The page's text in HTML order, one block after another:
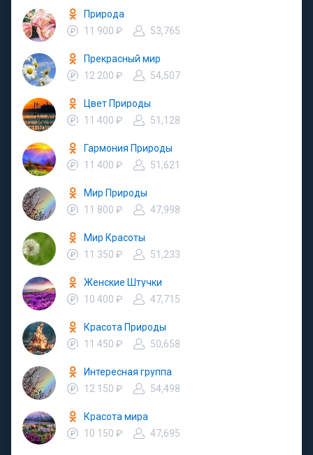
Природа
11 900 ₽
53,765
Прекрасный мир
12 200 ₽
54,507
Цвет Природы
11 400 ₽
51,128
Гармония Природы
11 400 ₽
51,621
Мир Природы
11 800 ₽
47,998
Мир Красоты
11 350 ₽
51,233
Женские Штучки
10 400 ₽
47,715
Красота Природы
11 450 ₽
50,658
Интересная группа
12 150 ₽
54,498
Красота мира
10 150 ₽
47,695